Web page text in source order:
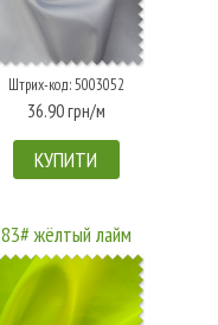
Штрих-код: 5003052
36.90 грн/м
КУПИТИ
83# жёлтый лайм